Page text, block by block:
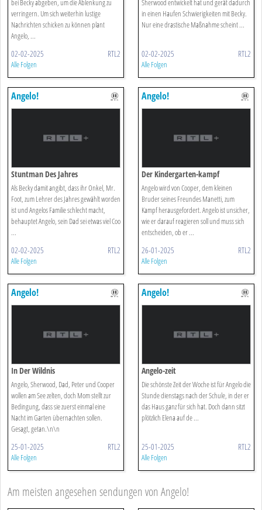
bei Becky abgeben, um die Ablenkung zu
verringern. Um sich weiterhin lustige
Nachrichten schicken zu können plant
Angelo, ...
02-02-2025 RTL2
Alle Folgen
Sherwood entwickelt hat und gerät dadurch
in einen Haufen Schwierigkeiten mit Becky.
Nur eine drastische Maßnahme scheint ...
02-02-2025 RTL2
Alle Folgen
Angelo!
Stuntman Des Jahres
Als Becky damit angibt, dass ihr Onkel, Mr.
Foot, zum Lehrer des Jahres gewählt worden
ist und Angelos Familie schlecht macht,
behauptet Angelo, sein Dad sei etwas viel Coo
...
02-02-2025 RTL2
Alle Folgen
Angelo!
Der Kindergarten-kampf
Angelo wird von Cooper, dem kleinen
Bruder seines Freundes Manetti, zum
Kampf herausgefordert. Angelo ist unsicher,
wie er darauf reagieren soll und muss sich
entscheiden, ob er ...
26-01-2025 RTL2
Alle Folgen
Angelo!
In Der Wildnis
Angelo, Sherwood, Dad, Peter und Cooper
wollen am See zelten, doch Mom stellt zur
Bedingung, dass sie zuerst einmal eine
Nacht im Garten übernachten sollen.
Gesagt, getan.\n\n
25-01-2025 RTL2
Alle Folgen
Angelo!
Angelo-zeit
Die schönste Zeit der Woche ist für Angelo die
Stunde dienstags nach der Schule, in der er
das Haus ganz für sich hat. Doch dann sitzt
plötzlich Elena auf de ...
25-01-2025 RTL2
Alle Folgen
Am meisten angesehen sendungen von Angelo!